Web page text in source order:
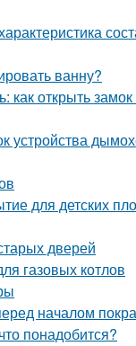
ванну?
как открыть
для детских
дверей
газовых котлов
началом
понадобится?